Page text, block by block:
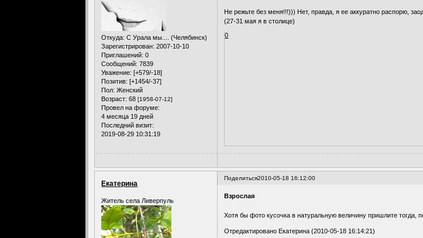
Откуда: С Урала мы.... (Челябинск)
Зарегистрирован: 2007-10-10
Приглашений: 0
Сообщений: 7839
Уважение: [+579/-18]
Позитив: [+1454/-37]
Пол: Женский
Возраст: 68[1958-07-12]
Провел на форуме:
4 месяца 19 дней
Последний визит:
2019-08-29 10:31:19
Не режьте без меня!!!))) Нет, правда, я ее аккуратно распорю,
(27-31 мая я в столице)
0
Поделиться2010-05-18 16:12:00
Екатерина
Житель села Ливерпуль
Взрослая
Хотя бы фото кусочка в натуральную величину пришлите тогда,
Отредактировано Екатерина (2010-05-18 16:14:21)